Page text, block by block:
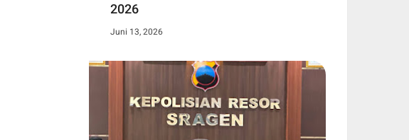
2026
Juni 13, 2026